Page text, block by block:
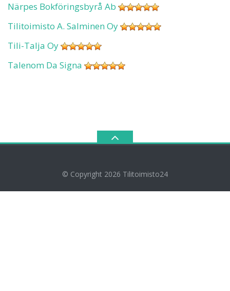
Närpes Bokföringsbyrå Ab
Tilitoimisto A. Salminen Oy
Tili-Talja Oy
Talenom Da Signa
© Copyright 2026 Tilitoimisto24